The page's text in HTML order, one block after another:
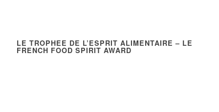
LE TROPHEE DE L’ESPRIT ALIMENTAIRE – LE
FRENCH FOOD SPIRIT AWARD